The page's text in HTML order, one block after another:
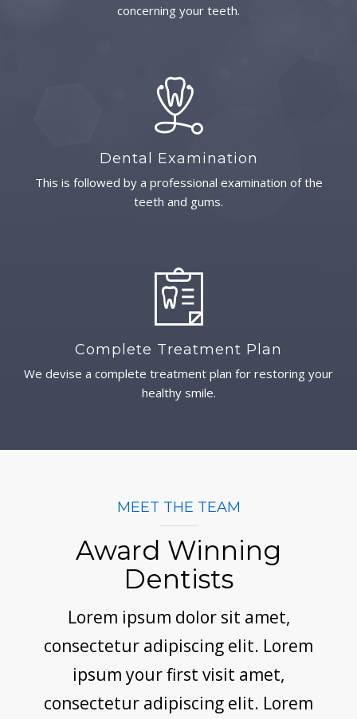
concerning your teeth.
Dental Examination
This is followed by a professional examination of the
teeth and gums.
Complete Treatment Plan
We devise a complete treatment plan for restoring your
healthy smile.
MEET THE TEAM
Award Winning
Dentists
Lorem ipsum dolor sit amet,
consectetur adipiscing elit. Lorem
ipsum your first visit amet,
consectetur adipiscing elit. Lorem